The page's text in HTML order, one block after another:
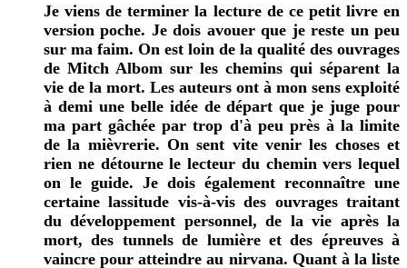
Je viens de terminer la lecture de ce petit livre en
version poche. Je dois avouer que je reste un peu
sur ma faim. On est loin de la qualité des ouvrages
de Mitch Albom sur les chemins qui séparent la
vie de la mort. Les auteurs ont à mon sens exploité
à demi une belle idée de départ que je juge pour
ma part gâchée par trop d'à peu près à la limite
de la mièvrerie. On sent vite venir les choses et
rien ne détourne le lecteur du chemin vers lequel
on le guide. Je dois également reconnaître une
certaine lassitude vis-à-vis des ouvrages traitant
du développement personnel, de la vie après la
mort, des tunnels de lumière et des épreuves à
vaincre pour atteindre au nirvana. Quant à la liste